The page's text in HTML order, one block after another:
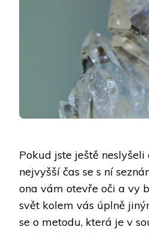
Pokud jste ještě
nejvyšší čas se s ní
ona vám otevře oči a vy
svět kolem vás úplně
se o metodu, která je v